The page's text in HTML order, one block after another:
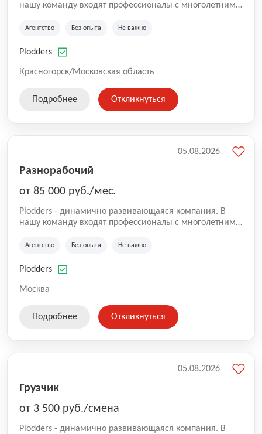
нашу команду входят профессионалы с многолетним
на рынке аутсорсинга, а накопленный опыт позволяют
оказываемых услуг.
Агентство Без опыта Не важно
Plodders
Красногорск/Московская область
Подробнее Откликнуться
Разнорабочий
от 85 000 руб./мес.
Plodders - динамично развивающаяся компания. В
нашу команду входят профессионалы с многолетним
на рынке аутсорсинга, а накопленный опыт позволяют
оказываемых услуг.
Агентство Без опыта Не важно
Plodders
Москва
05.08.2026
Подробнее Откликнуться
Грузчик
от 3 500 руб./смена
Plodders - динамично развивающаяся компания. В
05.08.2026